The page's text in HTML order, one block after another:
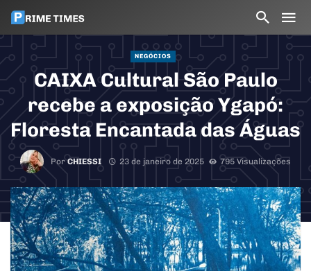
NEGÓCIOS
CAIXA Cultural São Paulo
recebe a exposição Ygapó:
Floresta Encantada das Águas
PorCHIESSI 23 de janeiro de 2025 795 Visualizações